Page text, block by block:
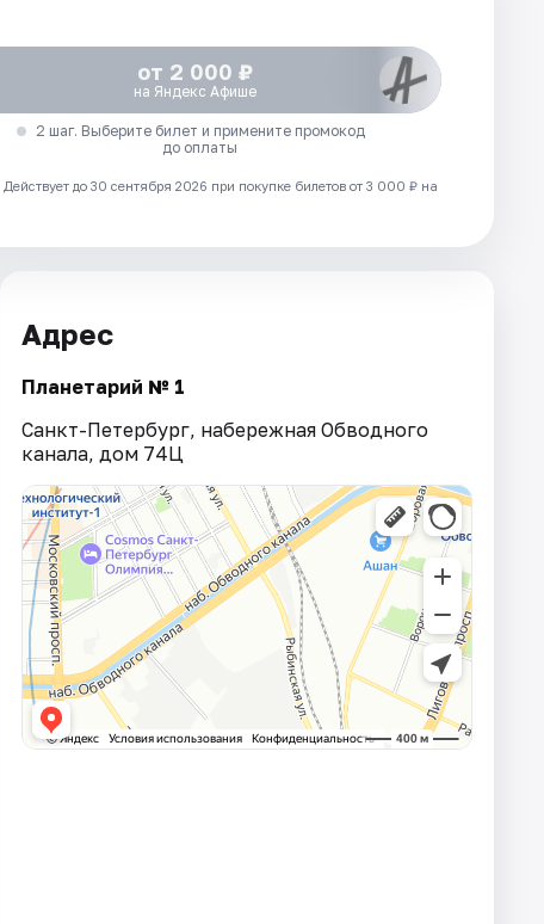
от 2 000 ₽
на Яндекс Афише
2 шаг. Выберите билет и примените промокод
до оплаты
Действует до 30 сентября 2026 при покупке билетов от 3 000 ₽ на
Адрес
Планетарий № 1
Санкт-Петербург, набережная Обводного
канала, дом 74Ц